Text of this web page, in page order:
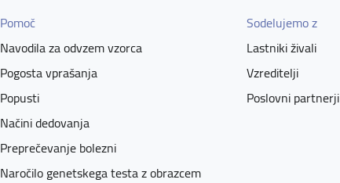
Pomoč
Navodila za odvzem vzorca
Pogosta vprašanja
Popusti
Načini dedovanja
Preprečevanje bolezni
Naročilo genetskega testa z obrazcem
Sodelujemo z
Lastniki živali
Vzreditelji
Poslovni partnerji